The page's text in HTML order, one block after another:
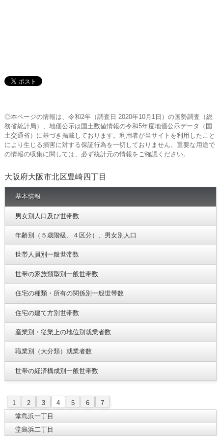
◎本ページの情報は、令和2年（調査日 2020年10月1日）の国勢調査（総
務省統計局）、地価公示は国土数値情報の令和5年度地価公示データ（国
土交通省）に基づき掲載しております。利用者が当サイトを利用したこと
により生じる損害に対する保証行為を一切しておりません。重要な用途で
の情報の収集に関しては、必ず統計元の情報をご確認ください。
大阪府大阪市北区豊崎四丁目
基本情報
男女別人口及び世帯数
年齢別（５歳階級、４区分）、男女別人口
世帯人員別一般世帯数
世帯の家族類型別一般世帯数
住宅の種類・所有の関係別一般世帯数
住宅の建て方別世帯数
産業別・従業上の地位別就業者数
職業別（大分類）就業者数
世帯の経済構成別一般世帯数
1 2 3 4 5 6
7
堂島浜一丁目
堂島浜二丁目